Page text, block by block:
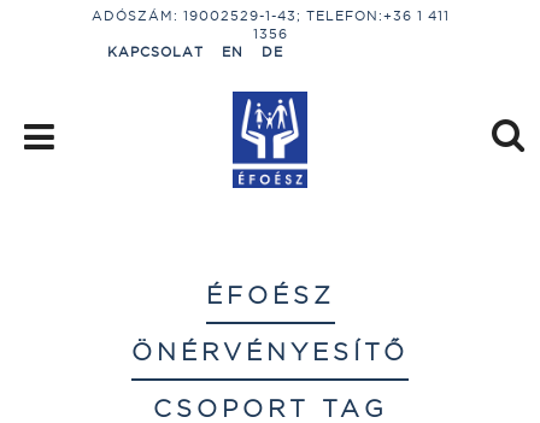
ADÓSZÁM: 19002529-1-43; TELEFON:+36 1 411
1356
KAPCSOLAT
EN DE
ÉFOÉSZ
ÖNÉRVÉNYESÍTŐ
CSOPORT TAG